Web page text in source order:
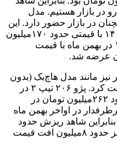
خودرو در بازار هستیم. مدل
یعنی پراید ۱۳۱ نیز همچنان در بازار حضور دارد. این
خودرو در بازه تعیین شده در اسفند ۱۴۰۰ با قیمتی حدود ۱۷۰‌میلیون
تومان قابل خریداری بود. اما پراید ۱۳۱ در بهمن ماه با قیمت
مانند مدل هاچ‌بک (بدون
صندوق) این خودرو حدود ۰.۶ درصد افت کرد. پژو ۲۰۶ تیپ ۲ در
روزهای پایانی اسفند ماه با قیمتی حدود ۲۶۲‌میلیون تومان در
در اواخر بهمن ماه
داشت بنابراین شاهد ریزش حدود
۰.۸ درصدی بود. تیپ ۵ همین خودرو نیز حدود ۸‌میلیون افت قیمت